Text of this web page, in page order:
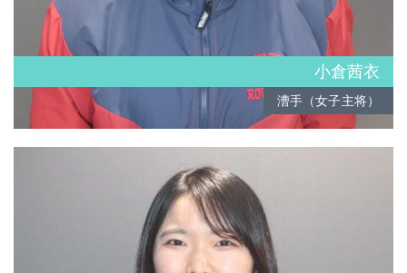
小倉茜衣
漕手（女子主将）